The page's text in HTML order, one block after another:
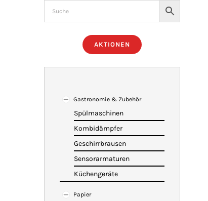
AKTIONEN
Gastronomie & Zubehör
Spülmaschinen
Kombidämpfer
Geschirrbrausen
Sensorarmaturen
Küchengeräte
Papier